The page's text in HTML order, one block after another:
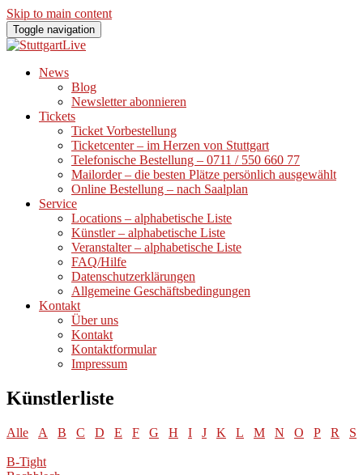
Skip to main content
Toggle navigation
News
Blog
Newsletter abonnieren
Tickets
Ticket Vorbestellung
Ticketcenter – im Herzen von Stuttgart
Telefonische Bestellung – 0711 / 550 660 77
Mailorder – die besten Plätze persönlich ausgewählt
Online Bestellung – nach Saalplan
Service
Locations – alphabetische Liste
Künstler – alphabetische Liste
Veranstalter – alphabetische Liste
FAQ/Hilfe
Datenschutzerklärungen
Allgemeine Geschäftsbedingungen
Kontakt
Über uns
Kontakt
Kontaktformular
Impressum
Künstlerliste
Alle A B C D E F G H I J K L M N O P R S
B-Tight